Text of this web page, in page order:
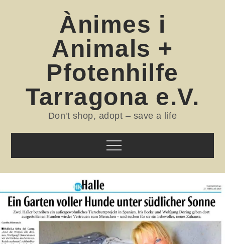
Ànimes i
Animals +
Pfotenhilfe
Tarragona e.V.
Don't shop, adopt – save a life
Menu